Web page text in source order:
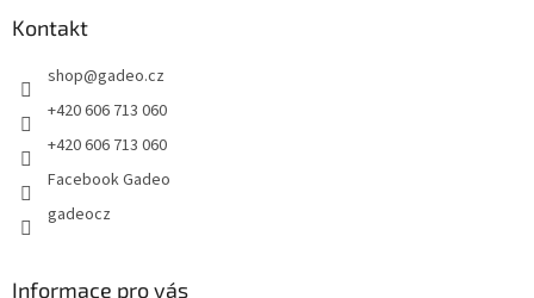
Kontakt
shop@gadeo.cz
+420 606 713 060
+420 606 713 060
Facebook Gadeo
gadeocz
Informace pro vás